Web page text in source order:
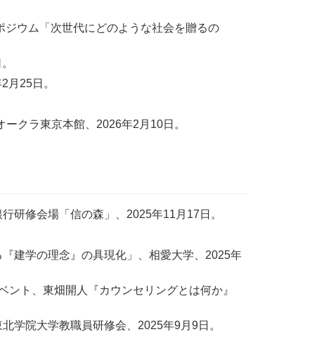
ジウム「次世代にどのような社会を贈るの
25日。
クラ東京本館、2026年2月10日。
研修会場「信の森」、2025年11月17日。
建学の理念』の具現化」、相愛大学、2025年
ント、東畑開人『カウンセリングとは何か』
院大学教職員研修会、2025年9月9日。